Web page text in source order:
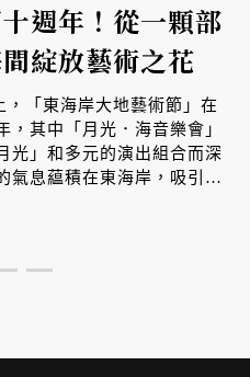
週年！從一顆部
綻放藝術之花
「東海岸大地藝術節」在
其中「月光．海音樂會」
光」和多元的演出組合而深
氣息藴積在東海岸，吸引人